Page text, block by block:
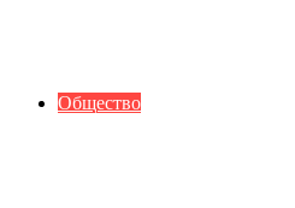
Общество